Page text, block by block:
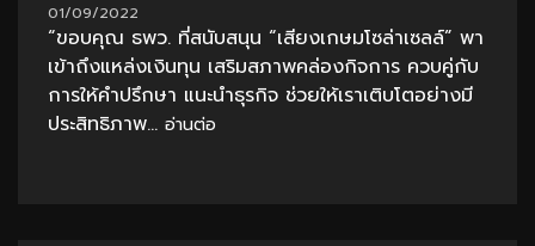
01/09/2022
“ขอบคุณ ธพว. ที่สนับสนุน “เสียงเกษมโซล่าเซลล์” พา
เข้าถึงแหล่งเงินทุน เสริมสภาพคล่องกิจการ ควบคู่กับ
การให้คำปรึกษา แนะนำธุรกิจ ช่วยให้เราเติบโตอย่างมี
ประสิทธิภาพ... อ่านต่อ